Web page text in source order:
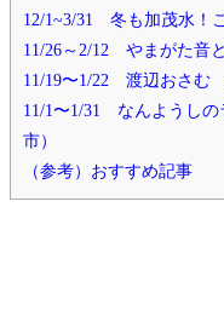
12/1~3/31 冬も加茂水！
11/26～2/12 やまがた音
11/19〜1/22 渡辺おさむ
11/1〜1/31 なんようしの
市）
（参考）おすすめ記事